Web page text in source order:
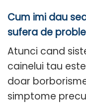
Cum imi dau
sufera de
Atunci cand
cainelui tau
doar
simptome